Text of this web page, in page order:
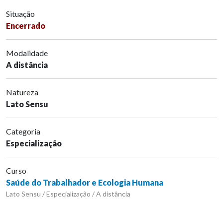
Situação
Encerrado
Modalidade
A distância
Natureza
Lato Sensu
Categoria
Especialização
Curso
Saúde do Trabalhador e Ecologia Humana
Lato Sensu / Especialização / A distância